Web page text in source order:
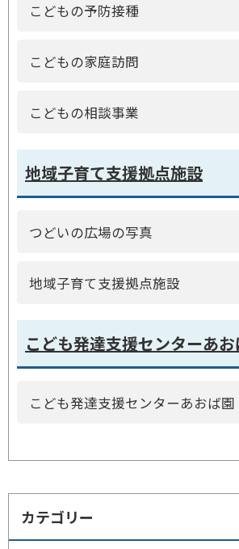
こどもの予防接種
こどもの家庭訪問
こどもの相談事業
地域子育て支援拠点施設
つどいの広場の写真
地域子育て支援拠点施設
こども発達支援センターあ
こども発達支援センターあおば園
カテゴリー